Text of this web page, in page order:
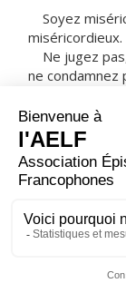
Soyez
miséricordieux.
Ne jugez
ne condamnez
Donnez, et
c’est une
débordante,
qui sera
car la mesure
servira de
– Acclamons